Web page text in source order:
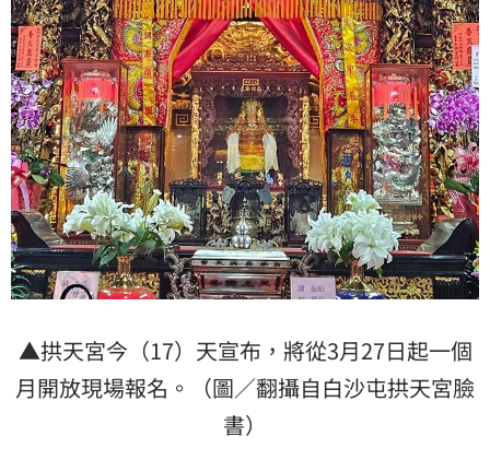
▲拱天宮今（17）天宣布，將從3月27日起一個
月開放現場報名。（圖／翻攝自白沙屯拱天宮臉
書）